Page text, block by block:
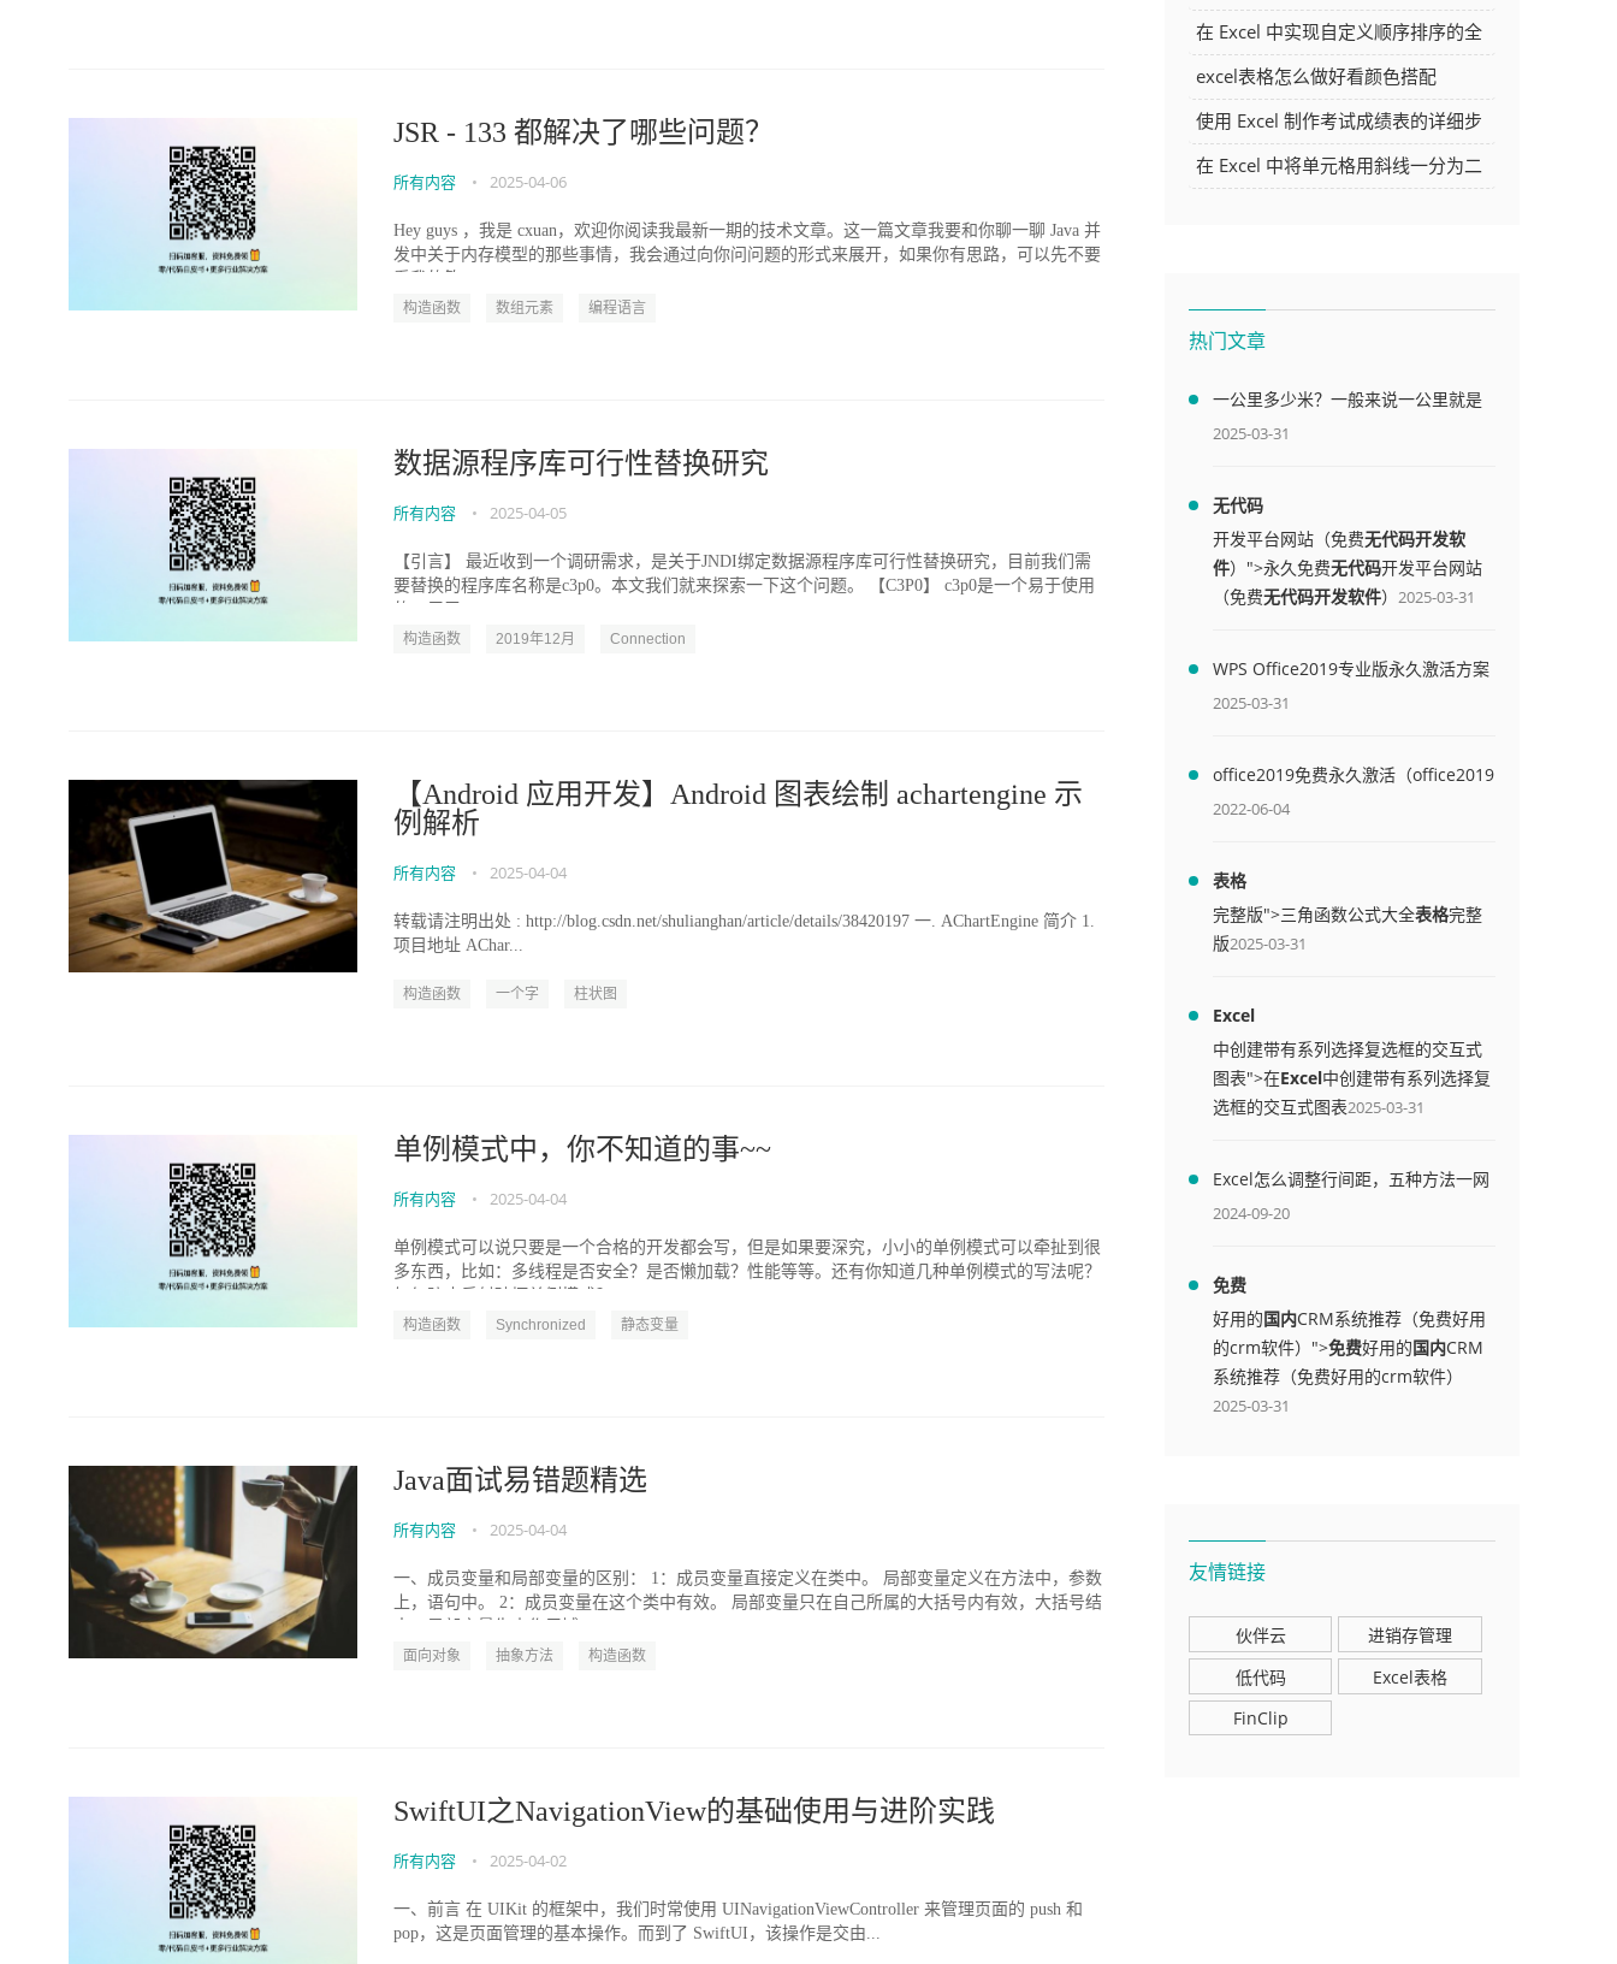
JSR - 133 都解决了哪些问题？
所有内容 • 2025-04-06
Hey guys ，我是 cxuan，欢迎你阅读我最新一期的技术文章。这一篇文章我要和你聊一聊 Java 并
发中关于内存模型的那些事情，我会通过向你问问题的形式来展开，如果你有思路，可以先不要
构造函数 数组元素 编程语言
数据源程序库可行性替换研究
所有内容 • 2025-04-05
【引言】 最近收到一个调研需求，是关于JNDI绑定数据源程序库可行性替换研究，目前我们需
要替换的程序库名称是c3p0。本文我们就来探索一下这个问题。 【C3P0】 c3p0是一个易于使用
构造函数 2019年12月 Connection
【Android 应用开发】Android 图表绘制 achartengine 示
例解析
所有内容 • 2025-04-04
转载请注明出处 : http://blog.csdn.net/shulianghan/article/details/38420197 一. AChartEngine 简介 1.
项目地址 AChar...
构造函数 一个字 柱状图
单例模式中，你不知道的事~~
所有内容 • 2025-04-04
单例模式可以说只要是一个合格的开发都会写，但是如果要深究，小小的单例模式可以牵扯到很
多东西，比如：多线程是否安全？是否懒加载？性能等等。还有你知道几种单例模式的写法呢？
构造函数 Synchronized 静态变量
Java面试易错题精选
所有内容 • 2025-04-04
一、成员变量和局部变量的区别： 1：成员变量直接定义在类中。 局部变量定义在方法中，参数
上，语句中。 2：成员变量在这个类中有效。 局部变量只在自己所属的大括号内有效，大括号结
面向对象 抽象方法 构造函数
SwiftUI之NavigationView的基础使用与进阶实践
所有内容 • 2025-04-02
一、前言 在 UIKit 的框架中，我们时常使用 UINavigationViewController 来管理页面的 push 和
pop，这是页面管理的基本操作。而到了 SwiftUI，该操作是交由...
时都显示表头的方法详解
在 Excel 中实现自定义顺序排序的全
面指南
excel表格怎么做好看颜色搭配
使用 Excel 制作考试成绩表的详细步
骤及技巧
在 Excel 中将单元格用斜线一分为二
热门文章
一公里多少米？一般来说一公里就是
1000米
2025-03-31
无代码
开发平台网站（免费无代码开发软
件）">永久免费无代码开发平台网站
（免费无代码开发软件） 2025-03-31
WPS Office2019专业版永久激活方案
(附终身授权序列号)
2025-03-31
office2019免费永久激活（office2019
免费永久激活码）
2022-06-04
表格
完整版">三角函数公式大全表格完整
版2025-03-31
Excel
中创建带有系列选择复选框的交互式
图表">在Excel中创建带有系列选择复
选框的交互式图表2025-03-31
Excel怎么调整行间距，五种方法一网
打尽
2024-09-20
免费
好用的国内CRM系统推荐（免费好用
的crm软件）">免费好用的国内CRM
系统推荐（免费好用的crm软件）
2025-03-31
友情链接
伙伴云
进销存管理
低代码
Excel表格
FinClip